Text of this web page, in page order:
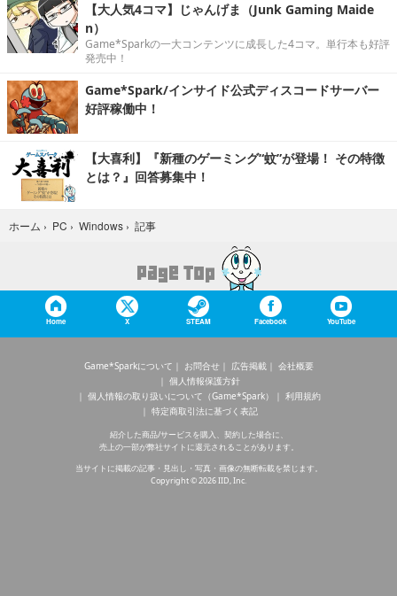
【大人気4コマ】じゃんげま（Junk Gaming Maide
n）
Game*Sparkの一大コンテンツに成長した4コマ。単行本も好評
発売中！
Game*Spark/インサイド公式ディスコードサーバー
好評稼働中！
【大喜利】『新種のゲーミング“蚊”が登場！ その特徴
とは？』回答募集中！
ホーム › PC › Windows › 記事
Home X STEAM Facebook YouTube
Game*Sparkについて お問合せ 広告掲載
会社概要
個人情報保護方針
個人情報の取り扱いについて（Game*Spark）
利用規約
特定商取引法に基づく表記
紹介した商品/サービスを購入、契約した場合に、
売上の一部が弊社サイトに還元されることがあります。
当サイトに掲載の記事・見出し・写真・画像の無断転載を禁じます。
Copyright © 2026 IID, Inc.